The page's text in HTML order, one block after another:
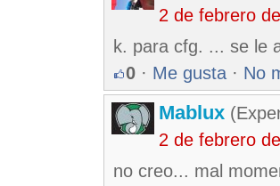
2 de febrero
k. para cfg. ... se le
0 · Me gusta · No
Mablux
2 de febrero
no creo... mal